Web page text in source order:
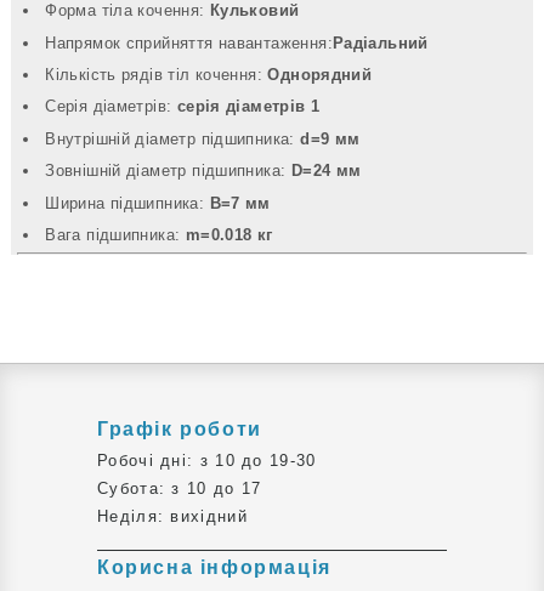
Форма тіла кочення: Кульковий
Напрямок сприйняття навантаження:Радіальний
Кількість рядів тіл кочення:Однорядний
Серія діаметрів: серія діаметрів 1
Внутрішній діаметр підшипника:d=9 мм
Зовнішній діаметр підшипника: D=24 мм
Ширина підшипника: B=7 мм
Вага підшипника: m=0.018 кг
Графік роботи
Робочі дні: з 10 до 19-30
Субота: з 10 до 17
Неділя: вихідний
Корисна інформація